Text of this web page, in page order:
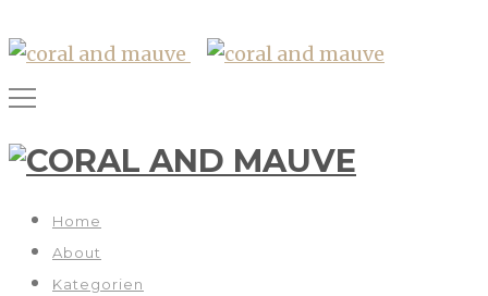
Home
About
Kategorien